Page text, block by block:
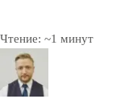
Чтение: ~1 минут